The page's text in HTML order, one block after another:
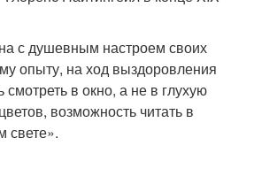
с душевным настроем своих
опыту, на ход выздоровления
в окно, а не в глухую
возможность читать в
свете».